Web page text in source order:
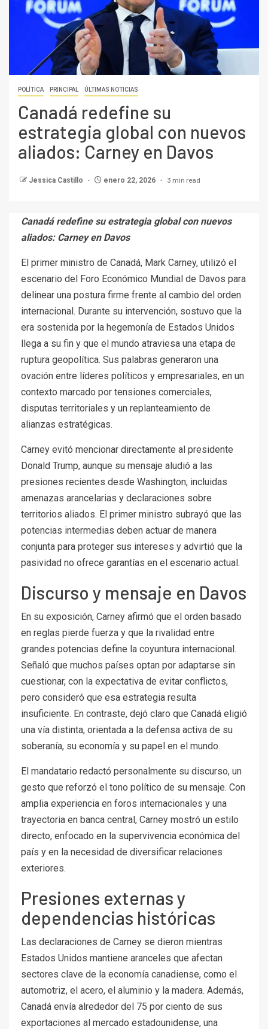
POLÍTICA PRINCIPAL ÚLTIMAS NOTICIAS
Canadá redefine su
estrategia global con nuevos
aliados: Carney en Davos
Jessica Castillo enero 22, 2026 3 min read
Canadá redefine su estrategia global con nuevos
aliados: Carney en Davos
El primer ministro de Canadá, Mark Carney, utilizó el
escenario del Foro Económico Mundial de Davos para
delinear una postura firme frente al cambio del orden
internacional. Durante su intervención, sostuvo que la
era sostenida por la hegemonía de Estados Unidos
llega a su fin y que el mundo atraviesa una etapa de
ruptura geopolítica. Sus palabras generaron una
ovación entre líderes políticos y empresariales, en un
contexto marcado por tensiones comerciales,
disputas territoriales y un replanteamiento de
alianzas estratégicas.
Carney evitó mencionar directamente al presidente
Donald Trump, aunque su mensaje aludió a las
presiones recientes desde Washington, incluidas
amenazas arancelarias y declaraciones sobre
territorios aliados. El primer ministro subrayó que las
potencias intermedias deben actuar de manera
conjunta para proteger sus intereses y advirtió que la
pasividad no ofrece garantías en el escenario actual.
Discurso y mensaje en Davos
En su exposición, Carney afirmó que el orden basado
en reglas pierde fuerza y que la rivalidad entre
grandes potencias define la coyuntura internacional.
Señaló que muchos países optan por adaptarse sin
cuestionar, con la expectativa de evitar conflictos,
pero consideró que esa estrategia resulta
insuficiente. En contraste, dejó claro que Canadá eligió
una vía distinta, orientada a la defensa activa de su
soberanía, su economía y su papel en el mundo.
El mandatario redactó personalmente su discurso, un
gesto que reforzó el tono político de su mensaje. Con
amplia experiencia en foros internacionales y una
trayectoria en banca central, Carney mostró un estilo
directo, enfocado en la supervivencia económica del
país y en la necesidad de diversificar relaciones
exteriores.
Presiones externas y
dependencias históricas
Las declaraciones de Carney se dieron mientras
Estados Unidos mantiene aranceles que afectan
sectores clave de la economía canadiense, como el
automotriz, el acero, el aluminio y la madera. Además,
Canadá envía alrededor del 75 por ciento de sus
exportaciones al mercado estadounidense, una